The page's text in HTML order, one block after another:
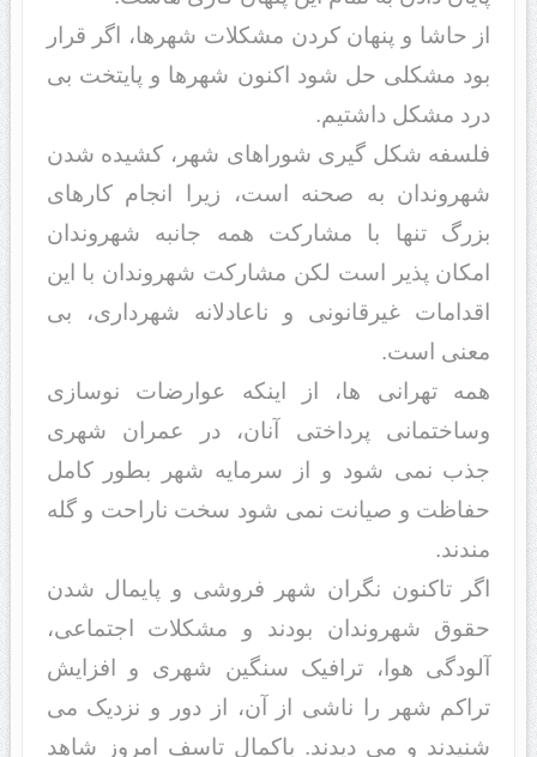
از حاشا و پنهان کردن مشکلات شهرها، اگر قرار
بود مشکلی حل شود اکنون شهرها و پایتخت بی
درد مشکل داشتیم.
فلسفه شکل گیری شوراهای شهر، کشیده شدن
شهروندان به صحنه است، زیرا انجام کارهای
بزرگ تنها با مشارکت همه جانبه شهروندان
امکان پذیر است لکن مشارکت شهروندان با این
اقدامات غیرقانونی و ناعادلانه شهرداری، بی
معنی است.
همه تهرانی ها، از اینکه عوارضات نوسازی
وساختمانی پرداختی آنان، در عمران شهری
جذب نمی شود و از سرمایه شهر بطور کامل
حفاظت و صیانت نمی شود سخت ناراحت و گله
مندند.
اگر تاکنون نگران شهر فروشی و پایمال شدن
حقوق شهروندان بودند و مشکلات اجتماعی،
آلودگی هوا، ترافیک سنگین شهری و افزایش
تراکم شهر را ناشی از آن، از دور و نزدیک می
شنیدند و می دیدند. باکمال تاسف امروز شاهد